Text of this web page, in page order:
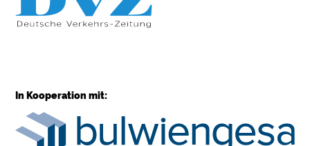
In Kooperation mit: